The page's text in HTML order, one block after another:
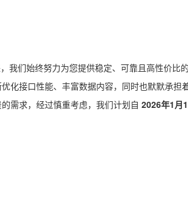
们始终努力为您提供稳定、可靠且高性价比的
化接口性能、丰富数据内容，同时也默默承担
需求，经过慎重考虑，我们计划自 2026年1月